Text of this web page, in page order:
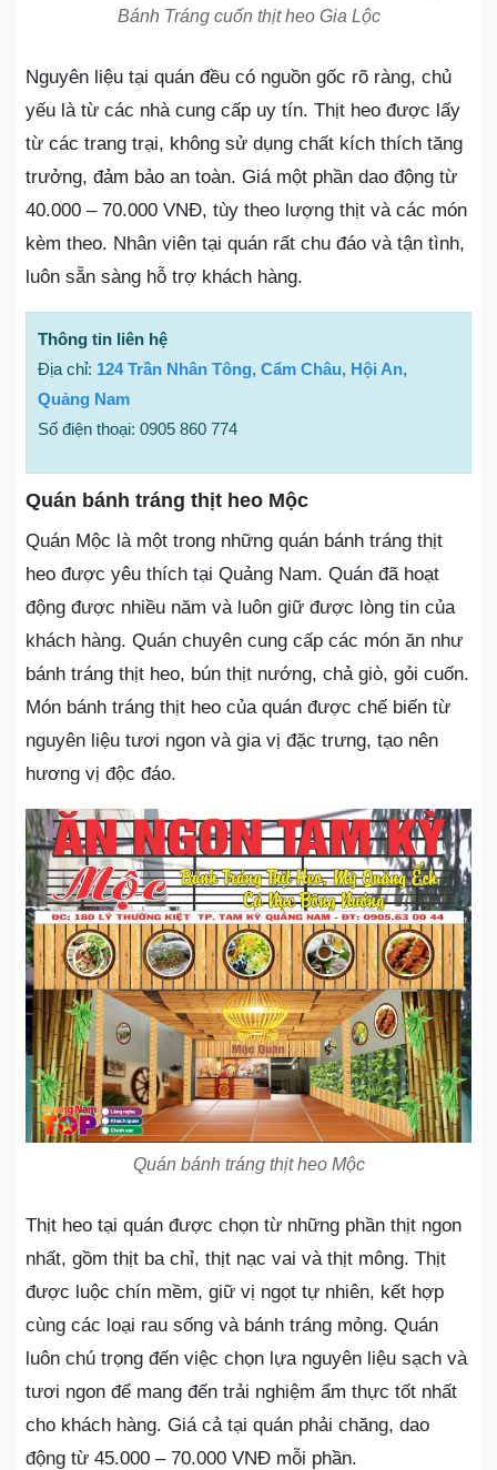
Bánh Tráng cuốn thịt heo Gia Lộc
Nguyên liệu tại quán đều có nguồn gốc rõ ràng, chủ
yếu là từ các nhà cung cấp uy tín. Thịt heo được lấy
từ các trang trại, không sử dụng chất kích thích tăng
trưởng, đảm bảo an toàn. Giá một phần dao động từ
40.000 – 70.000 VNĐ, tùy theo lượng thịt và các món
kèm theo. Nhân viên tại quán rất chu đáo và tận tình,
luôn sẵn sàng hỗ trợ khách hàng.
Thông tin liên hệ
Địa chỉ: 124 Trần Nhân Tông, Cẩm Châu, Hội An,
Quảng Nam
Số điện thoại: 0905 860 774
Quán bánh tráng thịt heo Mộc
Quán Mộc là một trong những quán bánh tráng thịt
heo được yêu thích tại Quảng Nam. Quán đã hoạt
động được nhiều năm và luôn giữ được lòng tin của
khách hàng. Quán chuyên cung cấp các món ăn như
bánh tráng thịt heo, bún thịt nướng, chả giò, gỏi cuốn.
Món bánh tráng thịt heo của quán được chế biến từ
nguyên liệu tươi ngon và gia vị đặc trưng, tạo nên
hương vị độc đáo.
Quán bánh tráng thịt heo Mộc
Thịt heo tại quán được chọn từ những phần thịt ngon
nhất, gồm thịt ba chỉ, thịt nạc vai và thịt mông. Thịt
được luộc chín mềm, giữ vị ngọt tự nhiên, kết hợp
cùng các loại rau sống và bánh tráng mỏng. Quán
luôn chú trọng đến việc chọn lựa nguyên liệu sạch và
tươi ngon để mang đến trải nghiệm ẩm thực tốt nhất
cho khách hàng. Giá cả tại quán phải chăng, dao
động từ 45.000 – 70.000 VNĐ mỗi phần.